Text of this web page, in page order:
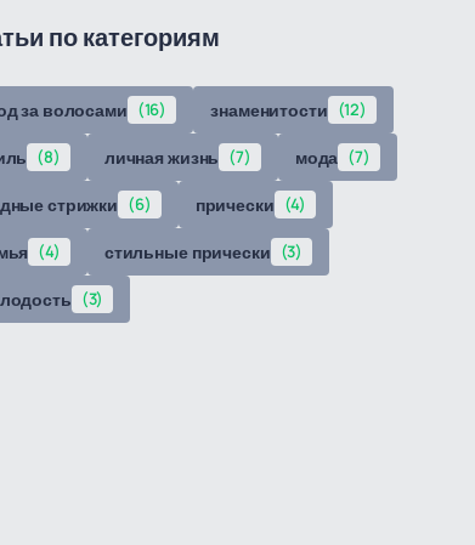
по категориям
за волосами (16) знаменитости (12)
(8) личная жизнь (7) мода (7)
стрижки (6) прически (4)
(4) стильные прически (3)
(3)